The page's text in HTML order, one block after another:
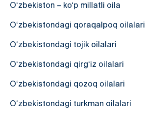
O‘zbekiston – ko‘p millatli oila
O‘zbekistondagi qoraqalpoq oilalari
O‘zbekistondagi tojik oilalari
O‘zbekistondagi qirg‘iz oilalari
O‘zbekistondagi qozoq oilalari
O‘zbekistondagi turkman oilalari